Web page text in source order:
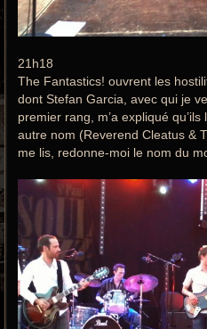
21h18
The Fantastics! ouvrent les
dont Stefan Garcia, avec qui je
premier rang, m’a expliqué
autre nom (Reverend Cleatus &
me lis, redonne-moi le nom du